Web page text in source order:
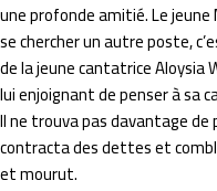
une profonde amitié. Le
se chercher un autre poste,
de la jeune cantatrice Aloysia
lui enjoignant de penser à sa
Il ne trouva pas davantage de
contracta des dettes et
et mourut.